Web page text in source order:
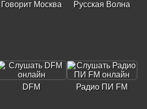
Говорит Москва
Русская Волна
DFM Радио ПИ FM